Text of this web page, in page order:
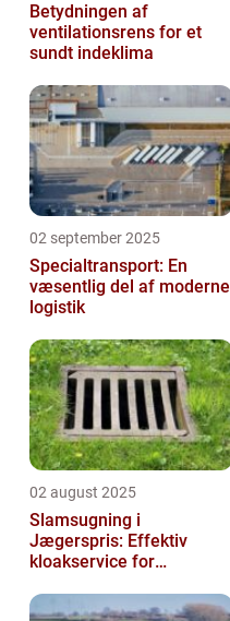
Betydningen af
ventilationsrens for et
sundt indeklima
02 september 2025
Specialtransport: En
væsentlig del af moderne
logistik
02 august 2025
Slamsugning i
Jægerspris: Effektiv
kloakservice for
vedligeholdelse